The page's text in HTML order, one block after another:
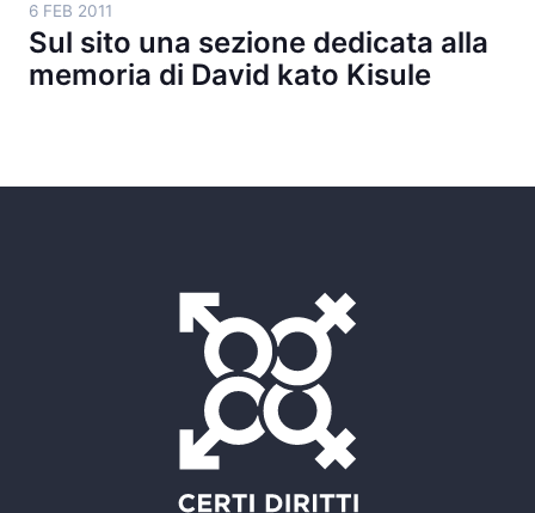
6 FEB 2011
Sul sito una sezione dedicata alla
memoria di David kato Kisule